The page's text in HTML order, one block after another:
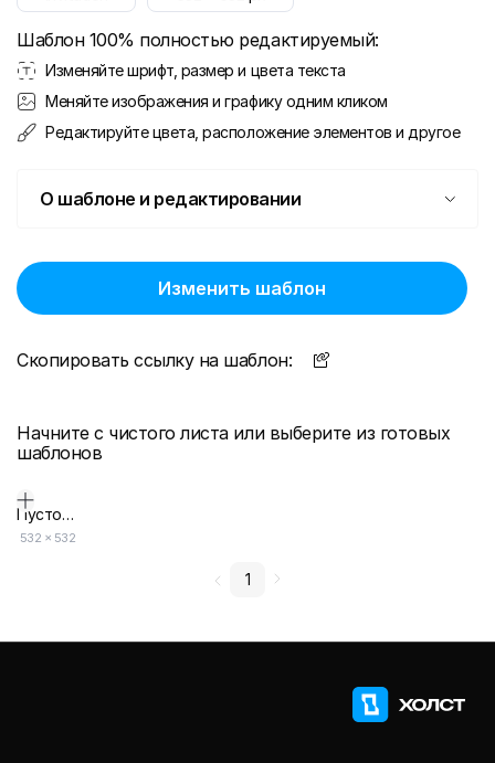
Шаблон 100% полностью редактируемый:
Изменяйте шрифт, размер и цвета текста
Меняйте изображения и графику одним кликом
Редактируйте цвета, расположение элементов и другое
О шаблоне и редактировании
Изменить шаблон
Скопировать ссылку на шаблон:
Начните с чистого листа или выберите из готовых
шаблонов
Пустой дизайн-макет
532 × 532
1